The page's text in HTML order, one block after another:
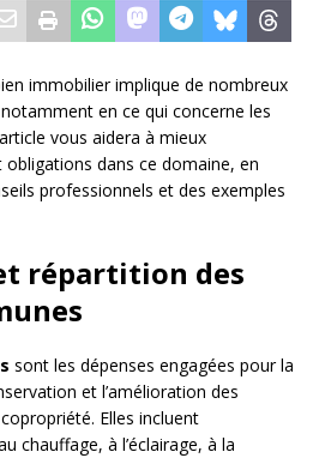
immobilier implique de nombreux
en ce qui concerne les
vous aidera à mieux
dans ce domaine, en
professionnels et des exemples
répartition des
sont les dépenses engagées pour la
et l’amélioration des
Elles incluent
chauffage, à l’éclairage, à la